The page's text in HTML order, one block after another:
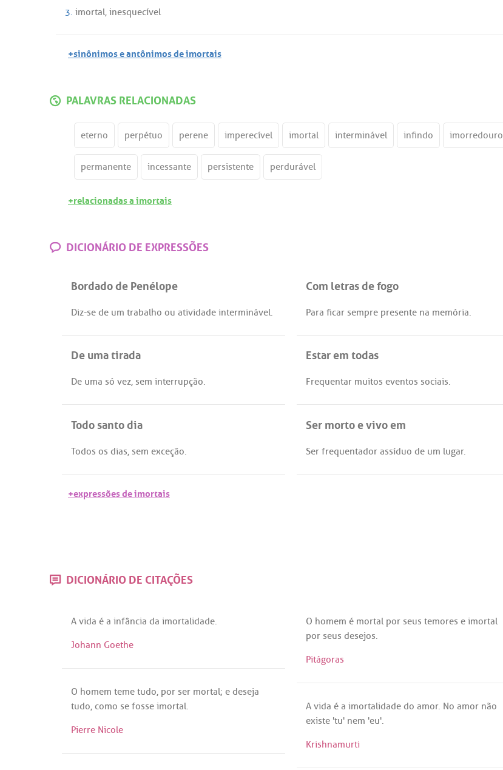
3. imortal, inesquecível
+sinônimos e antônimos de imortais
PALAVRAS RELACIONADAS
eterno perpétuo perene imperecível imortal interminável infindo imorredouro
permanente incessante persistente perdurável
+relacionadas a imortais
DICIONÁRIO DE EXPRESSÕES
Bordado de Penélope
Diz-se de um trabalho ou atividade interminável.
Com letras de fogo
Para ficar sempre presente na memória.
De uma tirada
De uma só vez, sem interrupção.
Estar em todas
Frequentar muitos eventos sociais.
Todo santo dia
Todos os dias, sem exceção.
Ser morto e vivo em
Ser frequentador assíduo de um lugar.
+expressões de imortais
DICIONÁRIO DE CITAÇÕES
A vida é a infância da imortalidade.
Johann Goethe
O homem é mortal por seus temores e imortal
por seus desejos.
Pitágoras
O homem teme tudo, por ser mortal; e deseja
tudo, como se fosse imortal.
Pierre Nicole
A vida é a imortalidade do amor. No amor não
existe 'tu' nem 'eu'.
Krishnamurti